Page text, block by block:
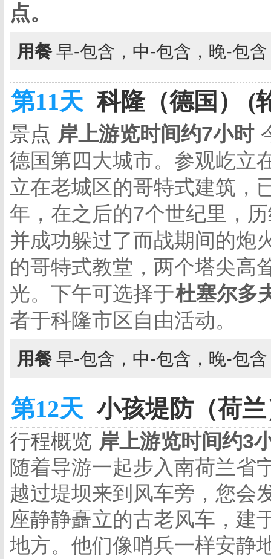
点。
用餐 早-包含，中-包含，晚-包
第11天 科隆（德国） (
景点 岸上游览时间约7小时
德国第四大城市。参观屹立
立在老城区的哥特式建筑，
年，在之后的7个世纪里，
并成功躲过了而战期间的炮
的哥特式教堂，两个塔尖高
光。下午可选择于杜塞尔多
者于科隆市区自由活动。
用餐 早-包含，中-包含，晚-包
第12天 小孩堤防（荷
行程概览 岸上游览时间约3
随着导游一起步入南荷兰省
越过堤坝来到风车旁，您会
座静静矗立的古老风车，建
地方。他们像哨兵一样安静